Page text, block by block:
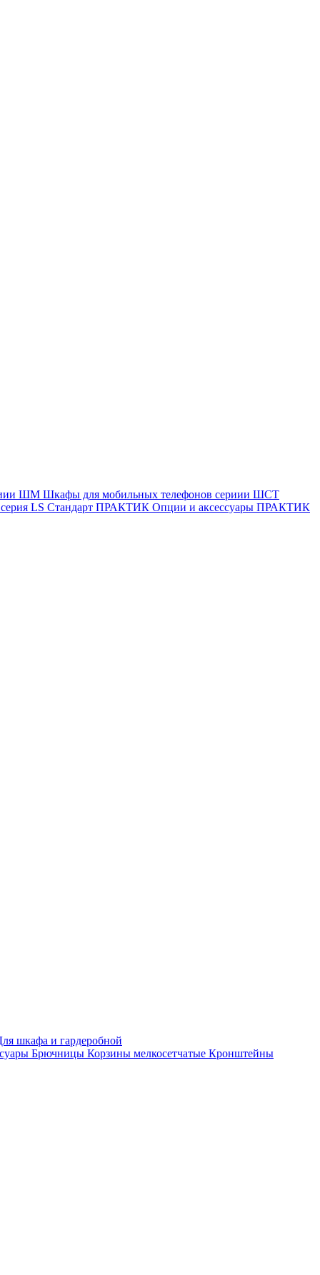
ШМ Шкафы для мобильных телефонов сериии ШСТ
LS Стандарт ПРАКТИК Опции и аксессуары ПРАКТИК
шкафа и гардеробной
Брючницы Корзины мелкосетчатые Кронштейны